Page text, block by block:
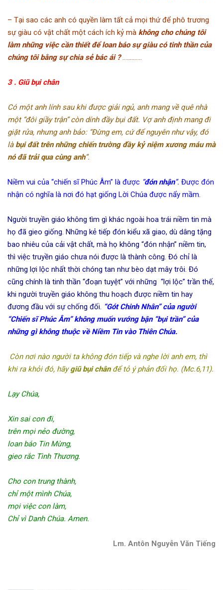
– Tại sao các anh có quyền làm tất cả mọi thứ để phô trương
sự giàu có vật chất một cách ích kỷ mà không cho chúng tôi
làm những việc cần thiết để loan báo sự giàu có tinh thần của
chúng tôi bằng sự chia sẻ bác ái ?………….
3 . Giũ bụi chân
Có một anh lính sau khi được giải ngủ, anh mang về quê nhà
một “đôi giầy trận” còn dính đầy bụi đất. Vợ anh định mang đi
giặt rửa, nhưng anh bảo: “Đừng em, cứ để nguyên như vậy, đó
là bụi đất trên những chiến trường đầy kỷ niệm xương máu mà
nó đã trải qua cùng anh”.
Niềm vui của “chiến sĩ Phúc Âm” là được “đón nhận”. Được đón
nhận có nghĩa là nơi đó hạt giống Lời Chúa được nẩy mầm.
Người truyền giáo không tìm gì khác ngoài hoa trái niềm tin mà
họ đã gieo giống. Những kẻ tiếp đón kiểu xã giao, dù dâng tặng
bao nhiêu của cải vật chất, mà họ không “đón nhận” niềm tin,
thì việc truyền giáo chưa nói được là thành công. Đó chỉ là
những lợi lộc nhất thời chóng tan như bèo dạt mây trôi. Đó
cũng chính là tinh thần “đoạn tuyệt” với những “lợi lộc” trần thế,
khi người truyền giáo không thu hoạch được niềm tin hay
đương đầu với sự chống đối. “Gót Chinh Nhân” của người
“Chiến sĩ Phúc Âm” không muốn vướng bận “bụi trần” của
những gì không thuộc về Niềm Tin vào Thiên Chúa.
Còn nơi nào người ta không đón tiếp và nghe lời anh em, thì
khi ra khỏi đó, hãygiũ bụi chânđể tỏ ý phản đối họ. (Mc.6,11).
Lạy Chúa,
Xin sai con đi,
trên mọi nẻo đường,
loan báo Tin Mừng,
gieo rắc Tình Thương.
Cho con trung thành,
chỉ một mình Chúa,
mọi việc con làm,
Chỉ vì Danh Chúa. Amen.
Lm. Antôn Nguyễn Văn Tiếng